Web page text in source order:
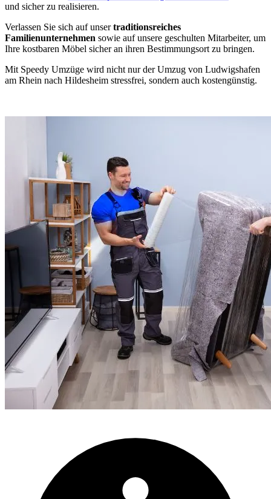
und sicher zu realisieren.
Verlassen Sie sich auf unsertraditionsreiches
Familienunternehmen sowie auf unsere geschulten Mitarbeiter, um
Ihre kostbaren Möbel sicher an ihren Bestimmungsort zu bringen.
Mit Speedy Umzüge wird nicht nur der Umzug von Ludwigshafen
am Rhein nach Hildesheim stressfrei, sondern auch kostengünstig.